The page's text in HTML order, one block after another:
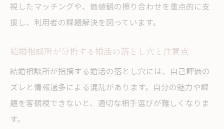
視したマッチングや、価値観の擦り合わせを重点的に支
援し、利用者の課題解決を図っています。
結婚相談所が分析する婚活の落とし穴と注意点
結婚相談所が指摘する婚活の落とし穴には、自己評価の
ズレと情報過多による混乱があります。自分の魅力や課
題を客観視できないと、適切な相手選びが難しくなりま
す。